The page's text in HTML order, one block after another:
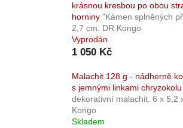
krásnou kresbou po obou
horniny "Kámen splněných
2,7 cm. DR Kongo
Vyprodán
1 050 Kč
Malachit 128 g - nádherně
s jemnými linkami chryzokolu
dekorativní malachit. 6 x 5,2
Kongo
Skladem